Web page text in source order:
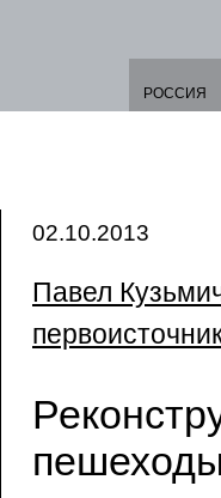
РОССИЯ
02.10.2013
Павел